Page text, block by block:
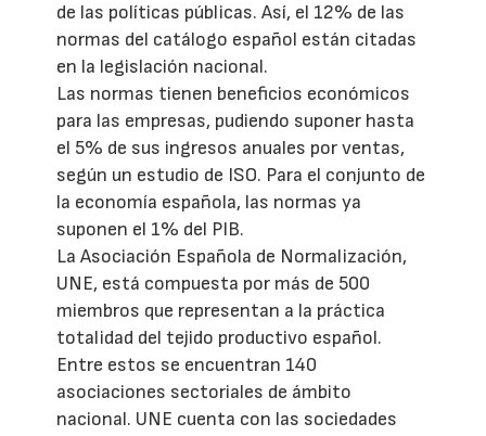
de las políticas públicas. Así, el 12% de las
normas del catálogo español están citadas
en la legislación nacional.
Las normas tienen beneficios económicos
para las empresas, pudiendo suponer hasta
el 5% de sus ingresos anuales por ventas,
según un estudio de ISO. Para el conjunto de
la economía española, las normas ya
suponen el 1% del PIB.
La Asociación Española de Normalización,
UNE, está compuesta por más de 500
miembros que representan a la práctica
totalidad del tejido productivo español.
Entre estos se encuentran 140
asociaciones sectoriales de ámbito
nacional. UNE cuenta con las sociedades